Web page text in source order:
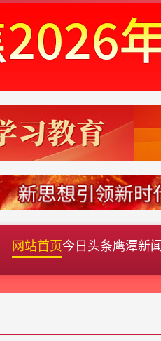
网站首页今日头条鹰潭新闻